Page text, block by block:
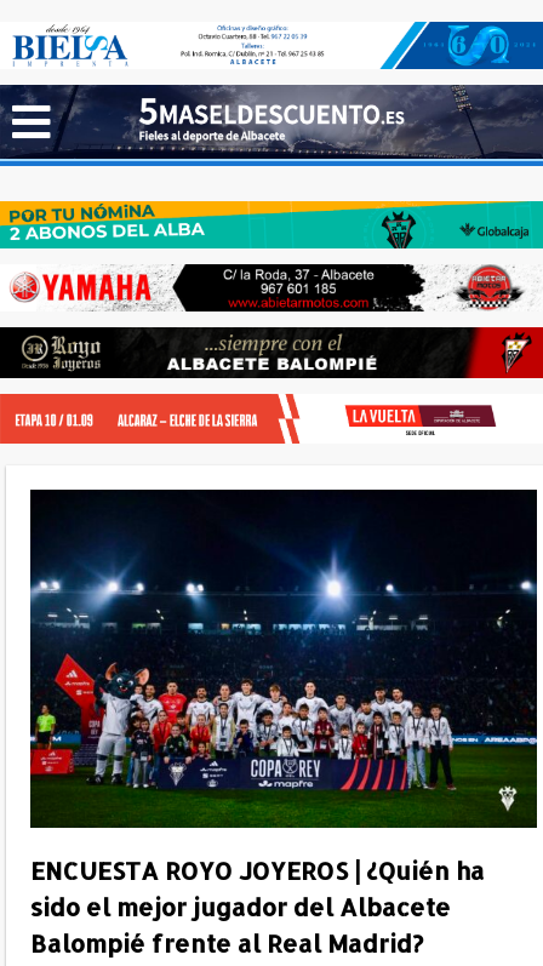
ENCUESTA ROYO JOYEROS | ¿Quién ha
sido el mejor jugador del Albacete
Balompié frente al Real Madrid?